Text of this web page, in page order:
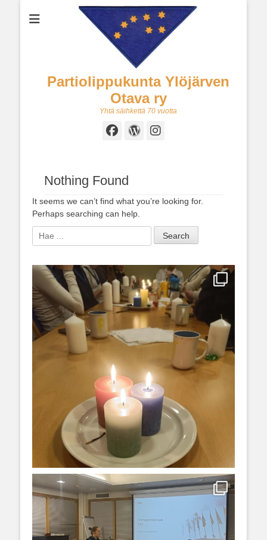
Partiolippukunta Ylöjärven
Otava ry
Yhtä säihkettä 70 vuotta
Facebook
WordPress
Instagram
Nothing Found
It seems we can’t find what you’re looking for.
Perhaps searching can help.
Search
for: